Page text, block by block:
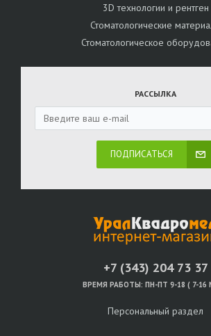
3D технологии и рентген
Стоматологические
Стоматологическое
РАССЫЛКА
ПОДПИСАТЬСЯ
+7 (343) 204 73 37
ВРЕМЯ РАБОТЫ: ПН-ПТ 9-18 ( 7-16
Персональный раздел